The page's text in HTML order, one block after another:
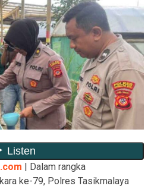
| Dalam rangka
ke-79, Polres Tasikmalaya